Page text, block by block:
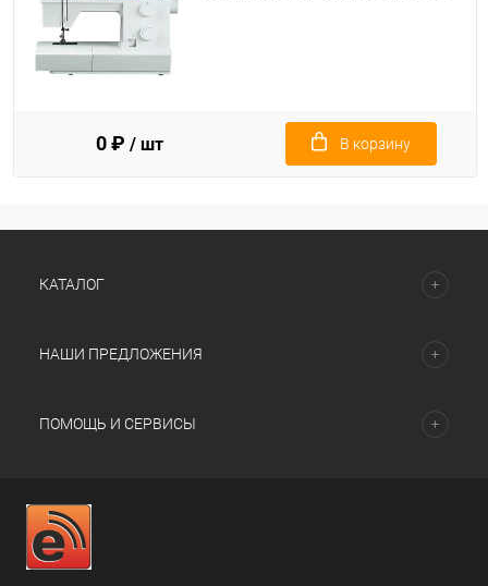
0 ₽ / шт В корзину
КАТАЛОГ
НАШИ ПРЕДЛОЖЕНИЯ
ПОМОЩЬ И СЕРВИСЫ